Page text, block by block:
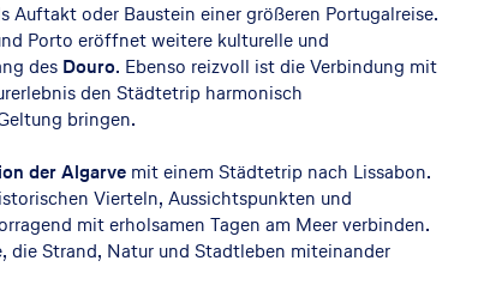
Auftakt oder Baustein einer größeren Portugalreise.
Porto eröffnet weitere kulturelle und
des Douro. Ebenso reizvoll ist die Verbindung mit
den Städtetrip harmonisch
bringen.
der Algarve mit einem Städtetrip nach Lissabon.
Vierteln, Aussichtspunkten und
mit erholsamen Tagen am Meer verbinden.
die Strand, Natur und Stadtleben miteinander